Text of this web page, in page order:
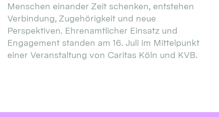
Menschen einander Zeit schenken, entstehen
Verbindung, Zugehörigkeit und neue
Perspektiven. Ehrenamtlicher Einsatz und
Engagement standen am 16. Juli im Mittelpunkt
einer Veranstaltung von Caritas Köln und KVB.